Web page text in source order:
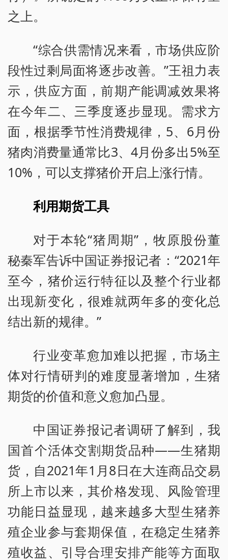
之上。
“综合供需情况来看，市场供应阶
段性过剩局面将逐步改善。”王祖力表
示，供应方面，前期产能调减效果将
在今年二、三季度逐步显现。需求方
面，根据季节性消费规律，5、6月份
猪肉消费量通常比3、4月份多出5%至
10%，可以支撑猪价开启上涨行情。
利用期货工具
对于本轮“猪周期”，牧原股份董
秘秦军告诉中国证券报记者：“2021年
至今，猪价运行特征以及整个行业都
出现新变化，很难就两年多的变化总
结出新的规律。”
行业变革愈加难以把握，市场主
体对行情研判的难度显著增加，生猪
期货的价值和意义愈加凸显。
中国证券报记者调研了解到，我
国首个活体交割期货品种——生猪期
货，自2021年1月8日在大连商品交易
所上市以来，其价格发现、风险管理
功能日益显现，越来越多大型生猪养
殖企业参与套期保值，在稳定生猪养
殖收益、引导合理安排产能等方面取